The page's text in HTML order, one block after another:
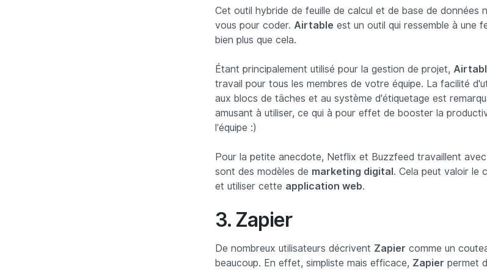
Cet outil hybride de feuille de calcul et de base de données
vous pour coder. Airtable est un outil qui ressemble à une
bien plus que cela.
Étant principalement utilisé pour la gestion de projet,
travail pour tous les membres de votre équipe. La facilité
aux blocs de tâches et au système d'étiquetage est
amusant à utiliser, ce qui à pour effet de booster la
l’équipe :)
Pour la petite anecdote, Netflix et Buzzfeed travaillent avec
sont des modèles de marketing digital. Cela peut valoir le
et utiliser cette application web.
3. Zapier
De nombreux utilisateurs décrivent Zapiercomme un
beaucoup. En effet, simpliste mais efficace, Zapierpermet